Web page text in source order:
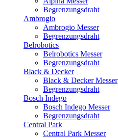
Begrenzungsdraht
Ambrogio
Ambrogio Messer
Begrenzungsdraht
Belrobotics
Belrobotics Messer
Begrenzungsdraht
Black & Decker
Black & Decker Messer
Begrenzungsdraht
Bosch Indego
Bosch Indego Messer
Begrenzungsdraht
Central Park
Central Park Messer